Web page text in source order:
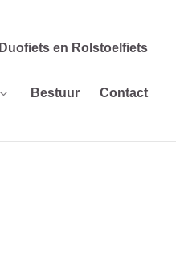
Duofiets en Rolstoelfiets
Bestuur Contact